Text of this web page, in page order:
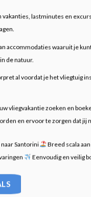
vakanties, lastminutes en
accommodaties waaruit je
de natuur.
al voordat je het vliegtuig
vliegvakantie zoeken en
en ervoor te zorgen dat jij
Santorini Breed scala
Eenvoudig en veilig